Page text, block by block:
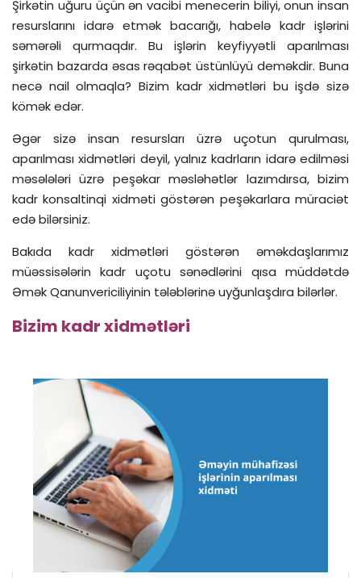
Şirkətin uğuru üçün ən vacibi menecerin biliyi, onun insan
resurslarını idarə etmək bacarığı, habelə kadr işlərini
səmərəli qurmaqdır. Bu işlərin keyfiyyətli aparılması
şirkətin bazarda əsas rəqabət üstünlüyü deməkdir. Buna
necə nail olmaqla? Bizim kadr xidmətləri bu işdə sizə
kömək edər.
Əgər sizə insan resursları üzrə uçotun qurulması,
aparılması xidmətləri deyil, yalnız kadrların idarə edilməsi
məsələləri üzrə peşəkar məsləhətlər lazımdırsa, bizim
kadr konsaltinqi xidməti göstərən peşəkarlara müraciət
edə bilərsiniz.
Bakıda kadr xidmətləri göstərən əməkdaşlarımız
müəssisələrin kadr uçotu sənədlərini qısa müddətdə
Əmək Qanunvericiliyinin tələblərinə uyğunlaşdıra bilərlər.
Bizim kadr xidmətləri